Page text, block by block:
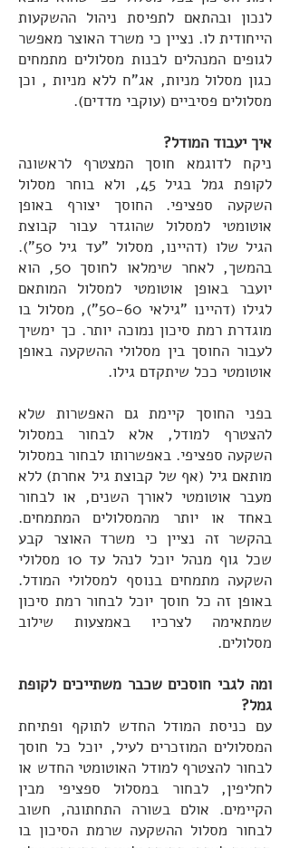
לנכון ובהתאם לתפיסת ניהול ההשקעות
הייחודית לו. נציין כי משרד האוצר מאפשר
לגופים המנהלים לבנות מסלולים מתמחים
כגון מסלול מניות, אג"ח ללא מניות , וכן
מסלולים פסיביים (עוקבי מדדים).
איך יעבוד המודל?
ניקח לדוגמא חוסך המצטרף לראשונה
לקופת גמל בגיל 45, ולא בוחר מסלול
השקעה ספציפי. החוסך יצורף באופן
אוטומטי למסלול שהוגדר עבור קבוצת
הגיל שלו (דהיינו, מסלול "עד גיל 50").
בהמשך, לאחר שימלאו לחוסך 50, הוא
יועבר באופן אוטומטי למסלול המותאם
לגילו (דהיינו "גילאי 50-60"), מסלול בו
מוגדרת רמת סיכון נמוכה יותר. כך ימשיך
לעבור החוסך בין מסלולי ההשקעה באופן
אוטומטי ככל שיתקדם גילו.
בפני החוסך קיימת גם האפשרות שלא
להצטרף למודל, אלא לבחור במסלול
השקעה ספציפי. באפשרותו לבחור במסלול
מותאם גיל (אף של קבוצת גיל אחרת) ללא
מעבר אוטומטי לאורך השנים, או לבחור
באחד או יותר מהמסלולים המתמחים.
בהקשר זה נציין כי משרד האוצר קבע
שכל גוף מנהל יוכל לנהל עד 10 מסלולי
השקעה מתמחים בנוסף למסלולי המודל.
באופן זה כל חוסך יוכל לבחור רמת סיכון
שמתאימה לצרכיו באמצעות שילוב
מסלולים.
ומה לגבי חוסכים שכבר משתייכים לקופת
גמל?
עם כניסת המודל החדש לתוקף ופתיחת
המסלולים המוזכרים לעיל, יוכל כל חוסך
לבחור להצטרף למודל האוטומטי החדש או
לחליפין, לבחור במסלול ספציפי מבין
הקיימים. אולם בשורה התחתונה, חשוב
לבחור מסלול ההשקעה שרמת הסיכון בו